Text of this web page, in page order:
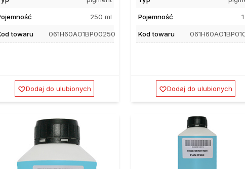
250 ml
towaru 061H60AO1BP00250
Dodaj do ulubionych
Pojemność
Kod towaru
Dodaj do ulubionych